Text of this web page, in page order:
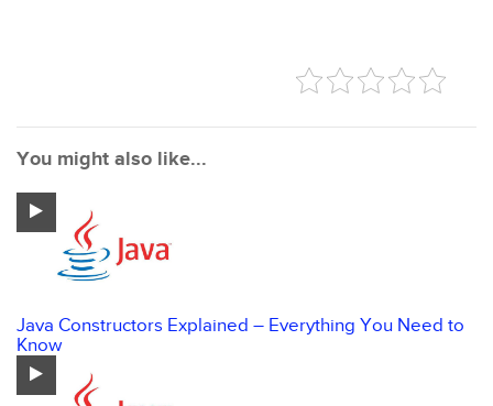
You might also like...
Java Constructors Explained – Everything You Need to
Know